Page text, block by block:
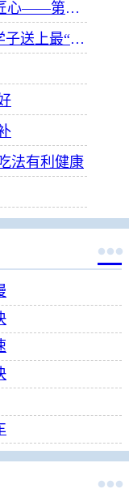
指尖上的千年面艺，传承中的时代匠心——第八届“安琪酵母杯”中华发酵面食大赛武汉赛区开赛
许府牛：用一串“一把过”，为高考学子送上最“牛”祝福
法有利健康

